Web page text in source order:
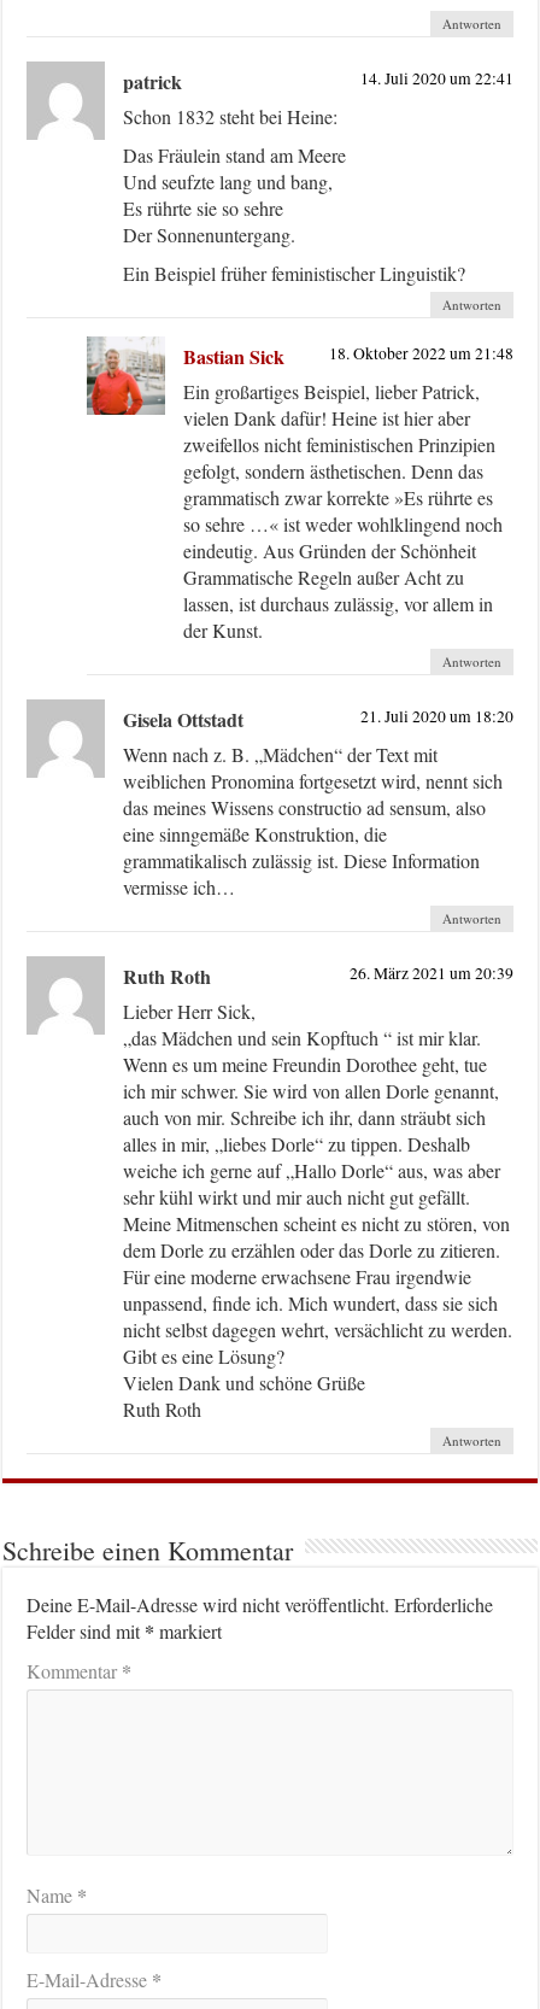
Antworten
patrick 14. Juli 2020 um 22:41
Schon 1832 steht bei Heine:
Das Fräulein stand am Meere
Und seufzte lang und bang,
Es rührte sie so sehre
Der Sonnenuntergang.
Ein Beispiel früher feministischer Linguistik?
Antworten
Bastian Sick 18. Oktober 2022 um 21:48
Ein großartiges Beispiel, lieber Patrick,
vielen Dank dafür! Heine ist hier aber
zweifellos nicht feministischen Prinzipien
gefolgt, sondern ästhetischen. Denn das
grammatisch zwar korrekte »Es rührte es
so sehre …« ist weder wohlklingend noch
eindeutig. Aus Gründen der Schönheit
Grammatische Regeln außer Acht zu
lassen, ist durchaus zulässig, vor allem in
der Kunst.
Antworten
Gisela Ottstadt 21. Juli 2020 um 18:20
Wenn nach z. B. „Mädchen“ der Text mit
weiblichen Pronomina fortgesetzt wird, nennt sich
das meines Wissens constructio ad sensum, also
eine sinngemäße Konstruktion, die
grammatikalisch zulässig ist. Diese Information
vermisse ich…
Antworten
Ruth Roth 26. März 2021 um 20:39
Lieber Herr Sick,
„das Mädchen und sein Kopftuch “ ist mir klar.
Wenn es um meine Freundin Dorothee geht, tue
ich mir schwer. Sie wird von allen Dorle genannt,
auch von mir. Schreibe ich ihr, dann sträubt sich
alles in mir, „liebes Dorle“ zu tippen. Deshalb
weiche ich gerne auf „Hallo Dorle“ aus, was aber
sehr kühl wirkt und mir auch nicht gut gefällt.
Meine Mitmenschen scheint es nicht zu stören, von
dem Dorle zu erzählen oder das Dorle zu zitieren.
Für eine moderne erwachsene Frau irgendwie
unpassend, finde ich. Mich wundert, dass sie sich
nicht selbst dagegen wehrt, versächlicht zu werden.
Gibt es eine Lösung?
Vielen Dank und schöne Grüße
Ruth Roth
Antworten
Schreibe einen Kommentar
Deine E-Mail-Adresse wird nicht veröffentlicht. Erforderliche
Felder sind mit* markiert
Kommentar*
Name *
E-Mail-Adresse *